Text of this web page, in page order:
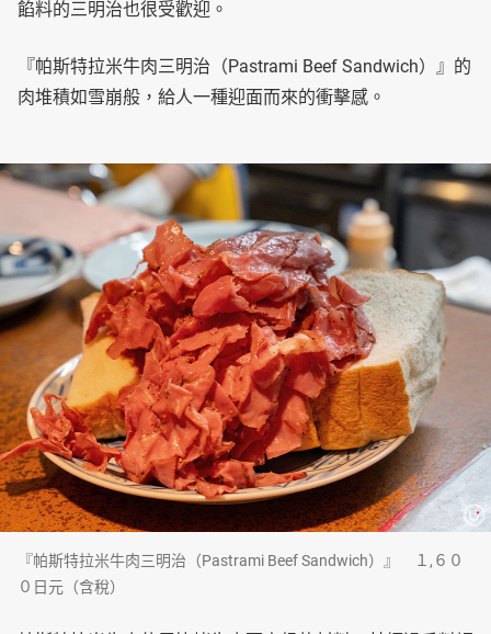
餡料的三明治也很受歡迎。
『帕斯特拉米牛肉三明治（Pastrami Beef Sandwich）』的
肉堆積如雪崩般，給人一種迎面而來的衝擊感。
『帕斯特拉米牛肉三明治（Pastrami Beef Sandwich）』 １,６０
０日元（含稅）